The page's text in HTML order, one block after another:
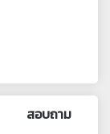
สอบถาม